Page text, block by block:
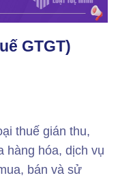
GTGT)
thuế gián thu,
hàng hóa, dịch vụ
bán và sử